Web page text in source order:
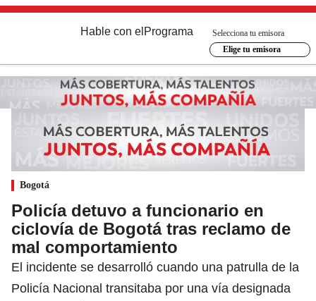
Hable con el Programa
Selecciona tu emisora
Elige tu emisora
Bogotá
Policía detuvo a funcionario en
ciclovía de Bogotá tras reclamo de
mal comportamiento
El incidente se desarrolló cuando una patrulla de la
Policía Nacional transitaba por una vía designada